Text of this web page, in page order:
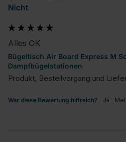
Nicht
Alles OK
Bügeltisch Air Board Express M
Dampfbügelstationen
Produkt, Bestellvorgang und
War diese Bewertung hilfreich? Ja